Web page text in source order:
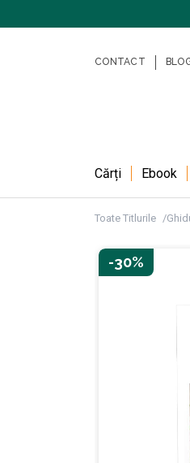
CONTACT
Cărți Ebook
Toate Titlurile
-30%